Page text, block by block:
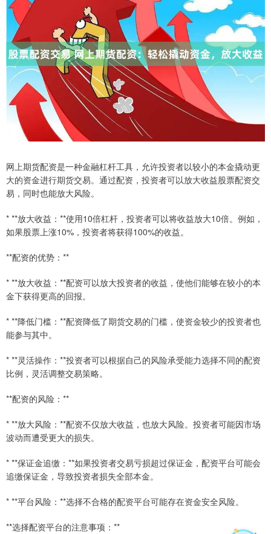
网上期货配资是一种金融杠杆工具，允许投资者以较小的本金撬动更
大的资金进行期货交易。通过配资，投资者可以放大收益股票配资交
易，同时也能放大风险。
* **放大收益：**使用10倍杠杆，投资者可以将收益放大10倍。例如，
如果股票上涨10%，投资者将获得100%的收益。
**配资的优势：**
* **放大收益：**配资可以放大投资者的收益，使他们能够在较小的本
金下获得更高的回报。
* **降低门槛：**配资降低了期货交易的门槛，使资金较少的投资者也
能参与其中。
* **灵活操作：**投资者可以根据自己的风险承受能力选择不同的配资
比例，灵活调整交易策略。
**配资的风险：**
* **放大风险：**配资不仅放大收益，也放大风险。投资者可能因市场
波动而遭受更大的损失。
* **保证金追缴：**如果投资者交易亏损超过保证金，配资平台可能会
追缴保证金，导致投资者损失全部本金。
* **平台风险：**选择不合格的配资平台可能存在资金安全风险。
**选择配资平台的注意事项：**